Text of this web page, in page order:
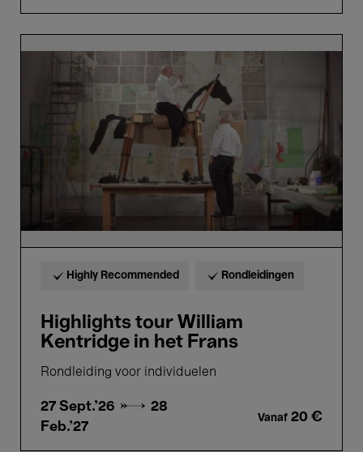
Kentridge
Highly Recommended Rondleidingen
Highlights tour William
Kentridge in het Frans
Rondleiding voor individuelen
27 Sept.'26 → 28
Feb.'27
Vanaf 20 €